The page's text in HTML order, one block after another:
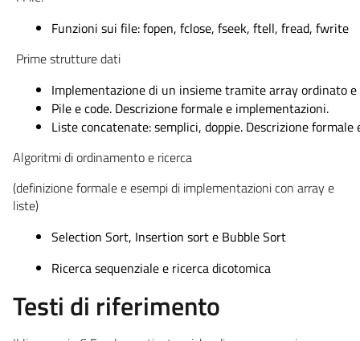
Funzioni sui file: fopen, fclose, fseek, ftell, fread, fwrite
Prime strutture dati
Implementazione di un insieme tramite array ordinato
Pile e code. Descrizione formale e implementazioni.
Liste concatenate: semplici, doppie. Descrizione
Algoritmi di ordinamento e ricerca
(definizione formale e esempi di implementazioni con array e
liste)
Selection Sort, Insertion sort e Bubble Sort
Ricerca sequenziale e ricerca dicotomica
Testi di riferimento